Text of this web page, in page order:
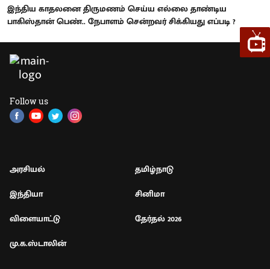
இந்திய காதலனை திருமணம் செய்ய எல்லை தாண்டிய
பாகிஸ்தான் பெண்.. நேபாளம் சென்றவர் சிக்கியது எப்படி ?
Follow us
அரசியல்
தமிழ்நாடு
இந்தியா
சினிமா
விளையாட்டு
தேர்தல் 2026
மு.க.ஸ்டாலின்